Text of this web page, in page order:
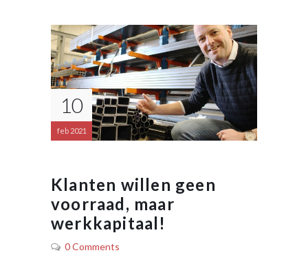
10
feb 2021
Klanten willen geen
voorraad, maar
werkkapitaal!
0 Comments